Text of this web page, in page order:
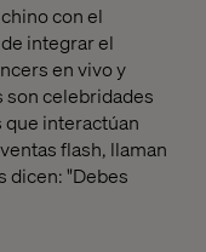
con el
integrar el
en vivo y
son celebridades
interactúan
flash, llaman
dicen: "Debes